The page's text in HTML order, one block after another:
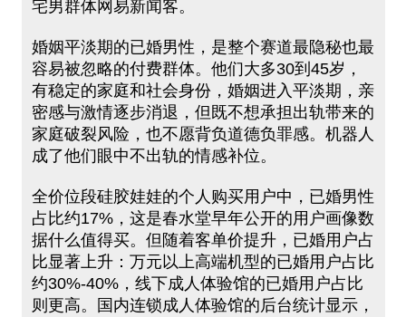
宅男群体网易新闻客。
婚姻平淡期的已婚男性，是整个赛道最隐秘也最
容易被忽略的付费群体。他们大多30到45岁，
有稳定的家庭和社会身份，婚姻进入平淡期，亲
密感与激情逐步消退，但既不想承担出轨带来的
家庭破裂风险，也不愿背负道德负罪感。机器人
成了他们眼中不出轨的情感补位。
全价位段硅胶娃娃的个人购买用户中，已婚男性
占比约17%，这是春水堂早年公开的用户画像数
据什么值得买。但随着客单价提升，已婚用户占
比显著上升：万元以上高端机型的已婚用户占比
约30%-40%，线下成人体验馆的已婚用户占比
则更高。国内连锁成人体验馆的后台统计显示，